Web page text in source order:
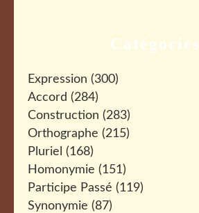
Catégories
Expression (300)
Accord (284)
Construction (283)
Orthographe (215)
Pluriel (168)
Homonymie (151)
Participe Passé (119)
Synonymie (87)